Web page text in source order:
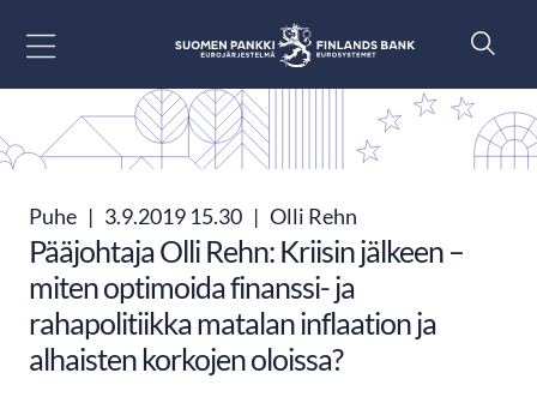
Puhe | 3.9.2019 15.30 | Olli Rehn
Pääjohtaja Olli Rehn: Kriisin jälkeen –
miten optimoida finanssi- ja
rahapolitiikka matalan inflaation ja
alhaisten korkojen oloissa?